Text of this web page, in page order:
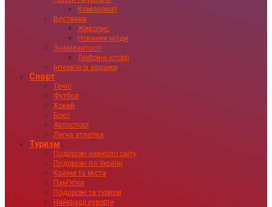
Компромат
Виставка
Живопис
Новинки моди
Знаменитості
Любовні історії
Інтервʼю із зірками
Спорт
Теніс
Футбол
Хокей
Бокс
Автоспорт
Легка атлетіка
Туризм
Подорожі навколо світу
Подорожі по Україні
Країни та міста
Пам’ятки
Подорожі та туризм
Найкращі курорти